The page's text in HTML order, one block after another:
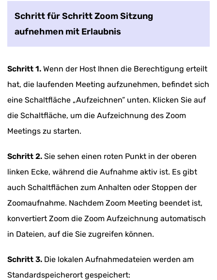
Schritt für Schritt Zoom Sitzung
aufnehmen mit Erlaubnis
Schritt 1. Wenn der Host Ihnen die Berechtigung erteilt
hat, die laufenden Meeting aufzunehmen, befindet sich
eine Schaltfläche „Aufzeichnen” unten. Klicken Sie auf
die Schaltfläche, um die Aufzeichnung des Zoom
Meetings zu starten.
Schritt 2. Sie sehen einen roten Punkt in der oberen
linken Ecke, während die Aufnahme aktiv ist. Es gibt
auch Schaltflächen zum Anhalten oder Stoppen der
Zoomaufnahme. Nachdem Zoom Meeting beendet ist,
konvertiert Zoom die Zoom Aufzeichnung automatisch
in Dateien, auf die Sie zugreifen können.
Schritt 3. Die lokalen Aufnahmedateien werden am
Standardspeicherort gespeichert: